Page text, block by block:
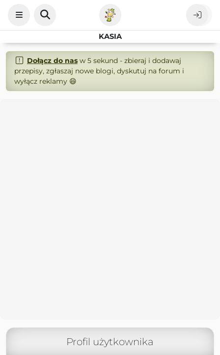
KASIA
Dołącz do nasw 5 sekund - zbieraj i dodawaj
przepisy, zgłaszaj nowe blogi, dyskutuj na forum i
wyłącz reklamy 😄
Profil użytkownika